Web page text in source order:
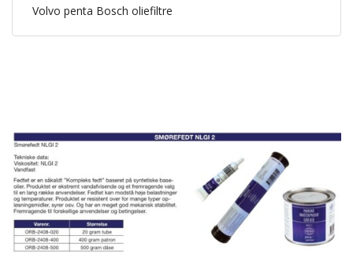
Volvo penta Bosch oliefiltre